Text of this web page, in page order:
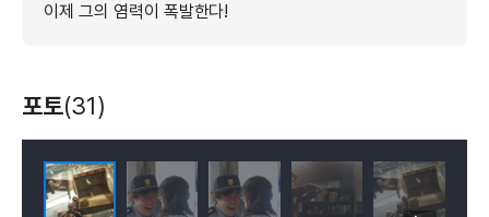
이제 그의 염력이 폭발한다!
포토(31)